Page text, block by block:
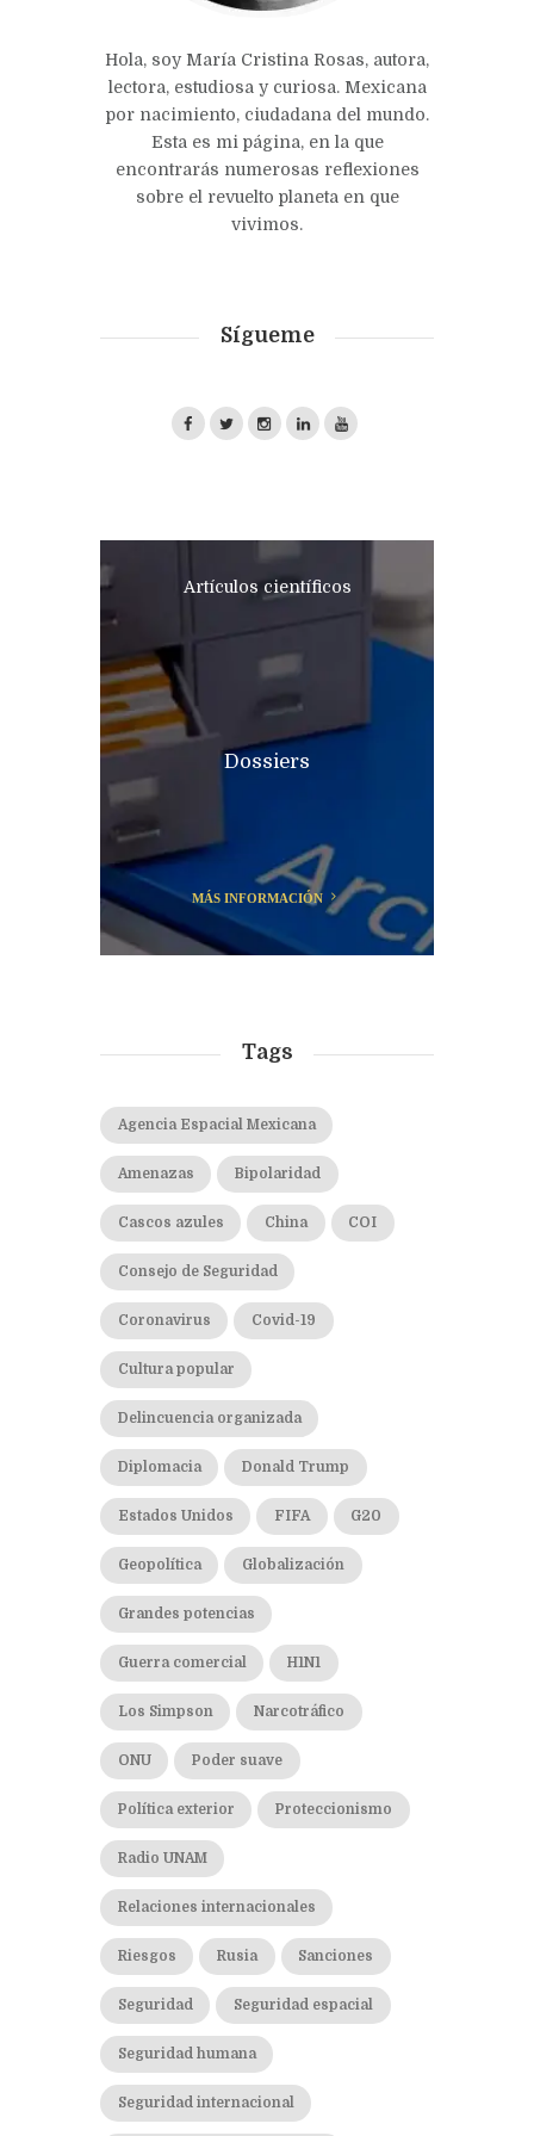
Hola, soy María Cristina Rosas, autora,
lectora, estudiosa y curiosa. Mexicana
por nacimiento, ciudadana del mundo.
Esta es mi página, en la que
encontrarás numerosas reflexiones
sobre el revuelto planeta en que
vivimos.
Sígueme
Artículos científicos
Dossiers
MÁS INFORMACIÓN
Tags
Agencia Espacial Mexicana
Amenazas Bipolaridad
Cascos azules China COI
Consejo de Seguridad
Coronavirus Covid-19
Cultura popular
Delincuencia organizada
Diplomacia Donald Trump
Estados Unidos FIFA G20
Geopolítica Globalización
Grandes potencias
Guerra comercial H1N1
Los Simpson Narcotráfico
ONU Poder suave
Política exterior Proteccionismo
Radio UNAM
Relaciones internacionales
Riesgos Rusia Sanciones
Seguridad Seguridad espacial
Seguridad humana
Seguridad internacional